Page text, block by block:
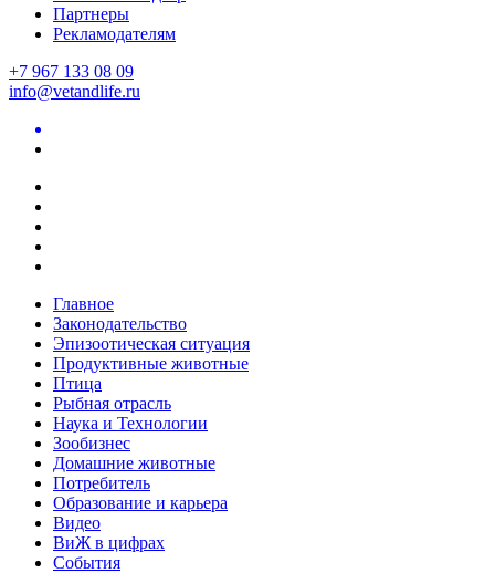
Партнеры
Рекламодателям
+7 967 133 08 09
info@vetandlife.ru
Главное
Законодательство
Эпизоотическая ситуация
Продуктивные животные
Птица
Рыбная отрасль
Наука и Технологии
Зообизнес
Домашние животные
Потребитель
Образование и карьера
Видео
ВиЖ в цифрах
События